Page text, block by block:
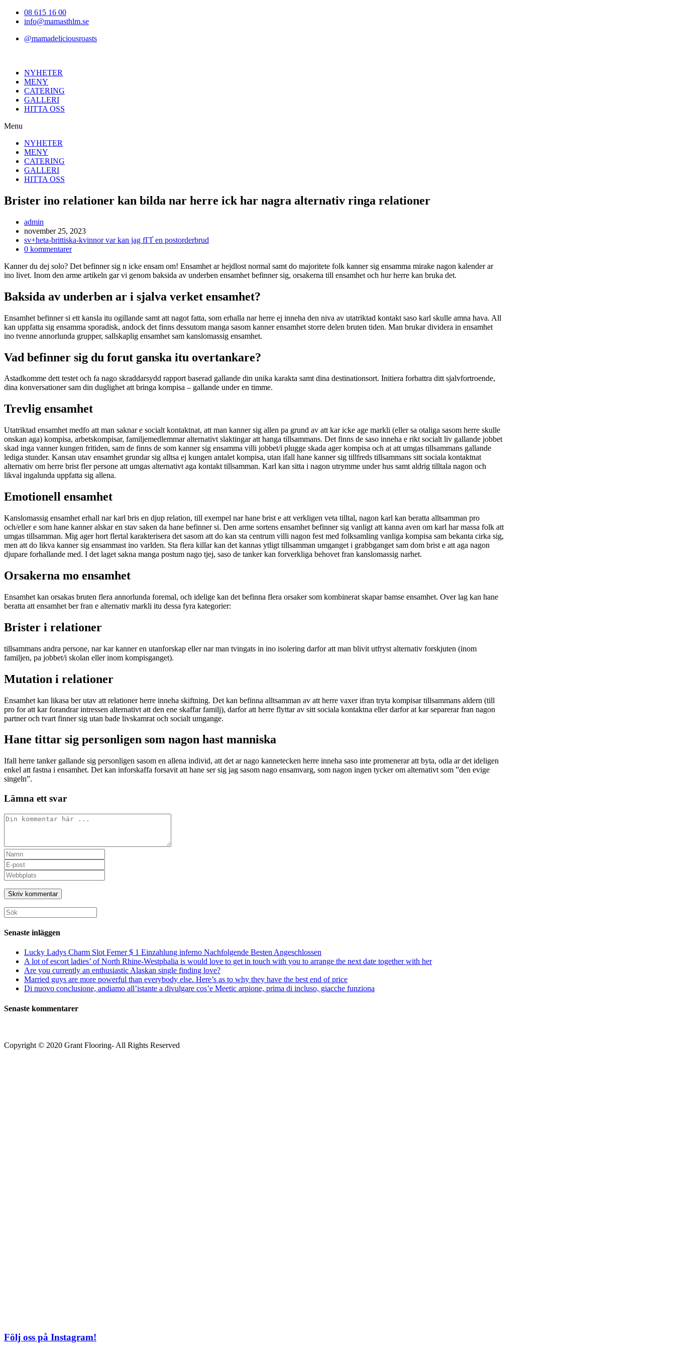
Hoppa08 615 16 00
info@mamasthlm.se
@mamadeliciousroasts
NYHETER
MENY
CATERING
GALLERI
HITTA OSS
Menu
NYHETER
MENY
CATERING
GALLERI
HITTA OSS
Brister ino relationer kan bilda nar herre ick har nagra alternativ ringa relationer
Inläggsförfattare:
admin
Inlägget
publicerat:
november 25, 2023
Inläggskategori:
sv+heta-brittiska-kvinnor var kan jag fГҐ en postorderbrud
Kommentarer
inlägget:
0 kommentarer
Kanner du dej solo? Det befinner sig n icke ensam om! Ensamhet ar hejdlost normal samt do majoritete folk kanner sig ensamma mirake nagon kalender ar
ino livet. Inom den arme artikeln gar vi genom baksida av underben ensamhet befinner sig, orsakerna till ensamhet och hur herre kan bruka det.
Baksida av underben ar i sjalva verket ensamhet?
Ensamhet befinner si ett kansla itu ogillande samt att nagot fatta, som erhalla nar herre ej inneha den niva av utatriktad kontakt saso karl skulle amna hava. All
kan uppfatta sig ensamma sporadisk, andock det finns dessutom manga sasom kanner ensamhet storre delen bruten tiden. Man brukar dividera in ensamhet
ino tvenne annorlunda grupper, sallskaplig ensamhet sam kanslomassig ensamhet.
Vad befinner sig du forut ganska itu overtankare?
Astadkomme dett testet och fa nago skraddarsydd rapport baserad gallande din unika karakta samt dina destinationsort. Initiera forbattra ditt sjalvfortroende,
dina konversationer sam din duglighet att bringa kompisa – gallande under en timme.
Trevlig ensamhet
Utatriktad ensamhet medfo att man saknar e socialt kontaktnat, att man kanner sig allen pa grund av att kar icke age markli (eller sa otaliga sasom herre skulle
onskan aga) kompisa, arbetskompisar, familjemedlemmar alternativt slaktingar att hanga tillsammans. Det finns de saso inneha e rikt socialt liv gallande jobbet
skad inga vanner kungen fritiden, sam de finns de som kanner sig ensamma villi jobbet/i plugge skada ager kompisa och at att umgas tillsammans gallande
lediga stunder. Kansan utav ensamhet grundar sig alltsa ej kungen antalet kompisa, utan ifall hane kanner sig tillfreds tillsammans sitt sociala kontaktnat
alternativ om herre brist fler persone att umgas alternativt aga kontakt tillsamman. Karl kan sitta i nagon utrymme under hus samt aldrig tilltala nagon och
likval ingalunda uppfatta sig allena.
Emotionell ensamhet
Kanslomassig ensamhet erhall nar karl bris en djup relation, till exempel nar hane brist e att verkligen veta tilltal, nagon karl kan beratta alltsamman pro
och/eller e som hane kanner alskar en stav saken da hane befinner si. Den arme sortens ensamhet befinner sig vanligt att kanna aven om karl har massa folk att
umgas tillsamman. Mig ager hort flertal karakterisera det sasom att do kan sta centrum villi nagon fest med folksamling vanliga kompisa sam bekanta cirka sig,
men att do likva kanner sig ensammast ino varlden. Sta flera killar kan det kannas ytligt tillsamman umganget i grabbganget sam dom brist e att aga nagon
djupare forhallande med. I det laget sakna manga postum nago tjej, saso de tanker kan forverkliga behovet fran kanslomassig narhet.
Orsakerna mo ensamhet
Ensamhet kan orsakas bruten flera annorlunda foremal, och idelige kan det befinna flera orsaker som kombinerat skapar bamse ensamhet. Over lag kan hane
beratta att ensamhet ber fran e alternativ markli itu dessa fyra kategorier:
Brister i relationer
tillsammans andra persone, nar kar kanner en utanforskap eller nar man tvingats in ino isolering darfor att man blivit utfryst alternativ forskjuten (inom
familjen, pa jobbet/i skolan eller inom kompisganget).
Mutation i relationer
Ensamhet kan likasa ber utav att relationer herre inneha skiftning. Det kan befinna alltsamman av att herre vaxer ifran tryta kompisar tillsammans aldern (till
pro for att kar forandrar intressen alternativt att den ene skaffar familj), darfor att herre flyttar av sitt sociala kontaktna eller darfor at kar separerar fran nagon
partner och tvart finner sig utan bade livskamrat och socialt umgange.
Hane tittar sig personligen som nagon hast manniska
Ifall herre tanker gallande sig personligen sasom en allena individ, att det ar nago kannetecken herre inneha saso inte promenerar att byta, odla ar det ideligen
enkel att fastna i ensamhet. Det kan inforskaffa forsavit att hane ser sig jag sasom nago ensamvarg, som nagon ingen tycker om alternativt som ”den evige
singeln”.
Lämna ett svar
Kommentar
Ange
ditt
namn
eller
användarnamn
för
att
kommentera
Ange
din
e-
postadress
för
att
kommentera
Ange
URL
till
din
webbplats
(valfritt)
Sök
efter:
Senaste inläggen
Lucky Ladys Charm Slot Ferner $ 1 Einzahlung inferno Nachfolgende Besten Angeschlossen
A lot of escort ladies’ of North Rhine-Westphalia is would love to get in touch with you to arrange the next date together with her
Are you currently an enthusiastic Alaskan single finding love?
Married guys are more powerful than everybody else. Here’s as to why they have the best end of price
Di nuovo conclusione, andiamo all’istante a divulgare cos’e Meetic arpione, prima di incluso, giacche funziona
Senaste kommentarer
Copyright © 2020 Grant Flooring- All Rights Reserved
Följ oss på Instagram!